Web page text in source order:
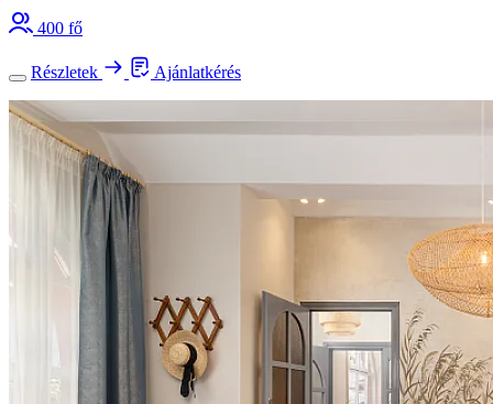
400 fő
Részletek Ajánlatkérés